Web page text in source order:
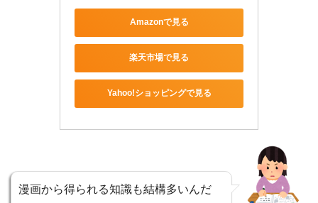
Amazonで見る
楽天市場で見る
Yahoo!ショッピングで見る
漫画から得られる知識も結構多いんだ